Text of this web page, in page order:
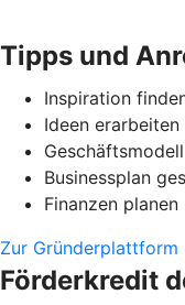
Tipps und
Inspiration
Ideen erarbeiten
Businessplan
Finanzen planen
Zur Gründerplattform
Förderkredit